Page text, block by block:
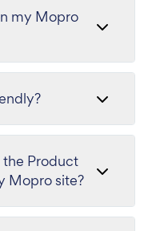
my Mopro
the Product
Mopro site?